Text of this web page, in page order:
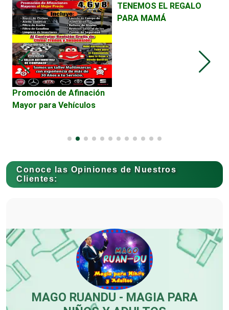
Contadores
Control de Plagas
Conversiones Automotrices
Cortinas, Persianas y Alfombras
Cristalerías
Cromadoras
Promoción de Afinación
Mayor para Vehículos
TENEMOS EL REGALO
PARA MAMÁ
Conoce las Opiniones de Nuestros
Clientes:
MAGO RUANDU - MAGIA PARA